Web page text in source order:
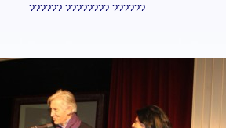
?????? ???????? ??????...